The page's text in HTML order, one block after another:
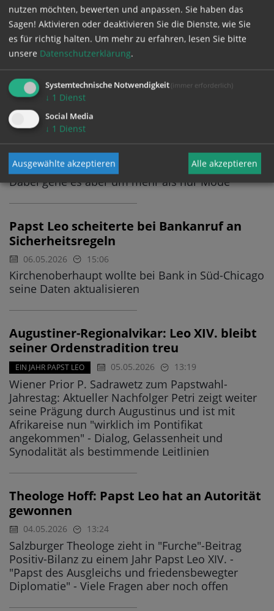
Lob für Friedens-Einsatz und Option für die
Armen - Ungeduld angesichts noch ausstehender
erhoffter Reformen, unter anderem beim
Opferschutz
Papst-Schneider lobt Leo XIV. für Stil und
Gelassenheit
07.05.2026
Schluss mit Provokation? Vatikan-Schneider
Mancinelli sagt, nach Franziskus bringe Leo
wieder mehr Harmonie und Ruhe in die Kirche -
Dabei gehe es aber um mehr als nur Mode
Papst Leo scheiterte bei Bankanruf an
Sicherheitsregeln
06.05.2026 15:06
Kirchenoberhaupt wollte bei Bank in Süd-Chicago
seine Daten aktualisieren
Augustiner-Regionalvikar: Leo XIV. bleibt
seiner Ordenstradition treu
EIN JAHR PAPST LEO 05.05.2026 13:19
Wiener Prior P. Sadrawetz zum Papstwahl-
Jahrestag: Aktueller Nachfolger Petri zeigt weiter
seine Prägung durch Augustinus und ist mit
Afrikareise nun "wirklich im Pontifikat
angekommen" - Dialog, Gelassenheit und
Synodalität als bestimmende Leitlinien
Theologe Hoff: Papst Leo hat an Autorität
gewonnen
04.05.2026 13:24
Salzburger Theologe zieht in "Furche"-Beitrag
Positiv-Bilanz zu einem Jahr Papst Leo XIV. -
"Papst des Ausgleichs und friedensbewegter
Diplomatie" - Viele Fragen aber noch offen
nutzen möchten, bewerten und anpassen. Sie haben das
Sagen! Aktivieren oder deaktivieren Sie die Dienste, wie Sie
es für richtig halten. Um mehr zu erfahren, lesen Sie bitte
unsere Datenschutzerklärung.
Systemtechnische Notwendigkeit (immer erforderlich)
↓ 1 Dienst
Social Media
↓ 1 Dienst
Ausgewählte akzeptieren Alle akzeptieren